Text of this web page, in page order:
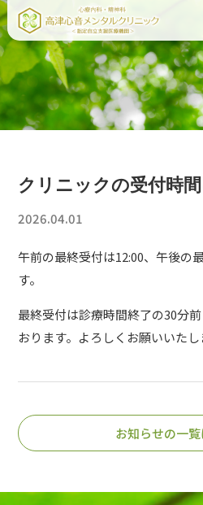
クリニックの受付時
2026.04.01
午前の最終受付は12:00、午後の
す。
最終受付は診療時間終了の30分
おります。よろしくお願いいたし
お知らせの一